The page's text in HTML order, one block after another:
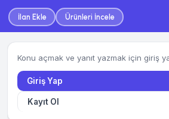
İlan Ekle Ürünleri İncele
Konu açmak ve yanıt yazmak için giriş
Giriş Yap
Kayıt Ol